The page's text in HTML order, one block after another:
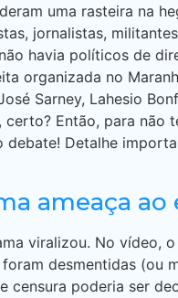
uma rasteira na
jornalistas,
havia políticos de
organizada no
Sarney, Lahesio
Então, para
debate! Detalhe
ameaça
viralizou. No
desmentidas (ou
censura poderia ser